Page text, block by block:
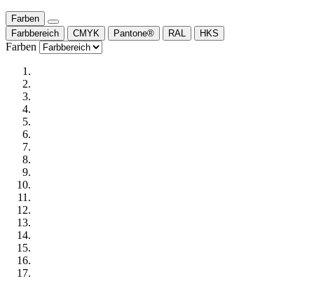
Farben
Farbbereich
CMYK Pantone® RAL HKS
Farben